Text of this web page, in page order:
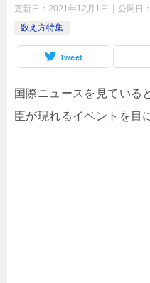
更新日： 2021年12月1日 公開日：
数え方特集
Tweet
国際ニュースを見ている
臣が現れるイベントを目